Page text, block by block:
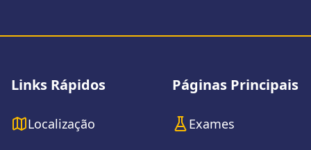
Links Rápidos
Localização
Páginas Principais
Exames